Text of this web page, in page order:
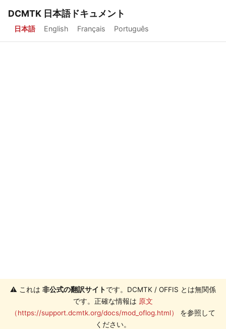
DCMTK 日本語ドキュメント
日本語 English Français Português
⚠️ これは 非公式の翻訳サイトです。DCMTK / OFFIS とは無関係
です。正確な情報は 原文
（https://support.dcmtk.org/docs/mod_oflog.html）
を参照して
ください。